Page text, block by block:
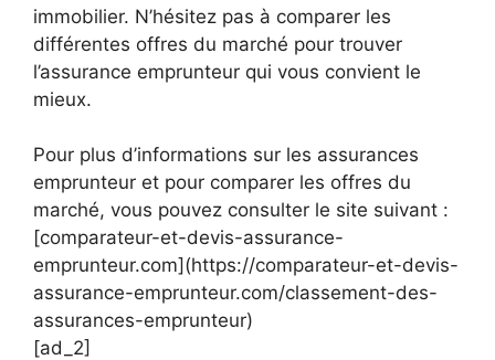
immobilier. N’hésitez pas à comparer les
différentes offres du marché pour trouver
l’assurance emprunteur qui vous convient le
mieux.
Pour plus d’informations sur les assurances
emprunteur et pour comparer les offres du
marché, vous pouvez consulter le site suivant :
[comparateur-et-devis-assurance-
emprunteur.com](https://comparateur-et-devis-
assurance-emprunteur.com/classement-des-
assurances-emprunteur)
[ad_2]